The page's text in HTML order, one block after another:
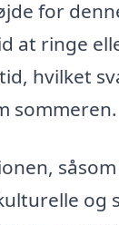
for
at ringe
hvilket
sommeren.
og